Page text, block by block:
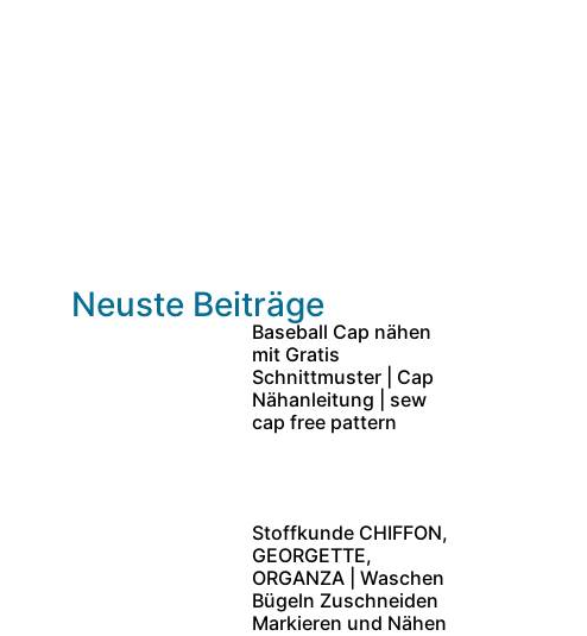
Neuste Beiträge
Baseball Cap nähen
mit Gratis
Schnittmuster | Cap
Nähanleitung | sew
cap free pattern
Stoffkunde CHIFFON,
GEORGETTE,
ORGANZA | Waschen
Bügeln Zuschneiden
Markieren und Nähen